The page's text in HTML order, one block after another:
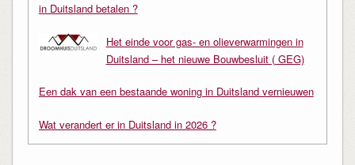
in Duitsland betalen ?
Het einde voor gas- en olieverwarmingen in
Duitsland – het nieuwe Bouwbesluit ( GEG)
Een dak van een bestaande woning in Duitsland vernieuwen
Wat verandert er in Duitsland in 2026 ?